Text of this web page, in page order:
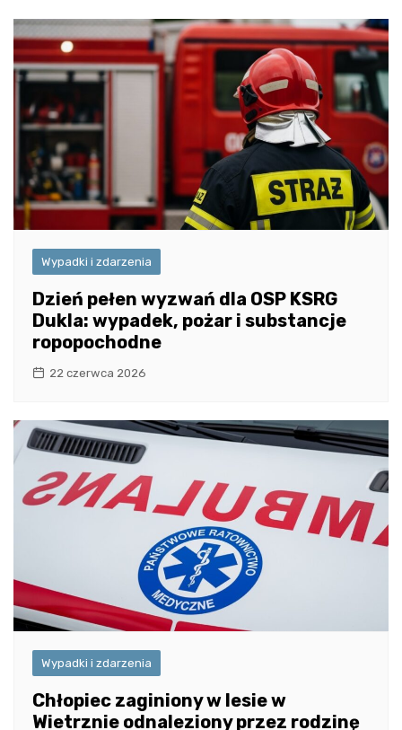
Wypadki i zdarzenia
Dzień pełen wyzwań dla OSP KSRG
Dukla: wypadek, pożar i substancje
ropopochodne
22 czerwca 2026
Wypadki i zdarzenia
Chłopiec zaginiony w lesie w
Wietrznie odnaleziony przez rodzinę